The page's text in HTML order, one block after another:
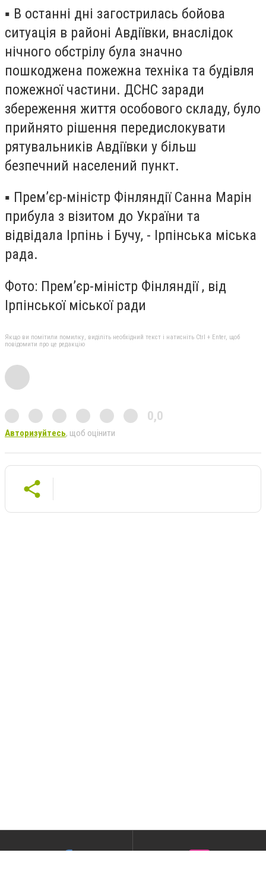
▪️ В останні дні загострилась бойова
ситуація в районі Авдіївки, внаслідок
нічного обстрілу була значно
пошкоджена пожежна техніка та будівля
пожежної частини. ДСНС заради
збереження життя особового складу, було
прийнято рішення передислокувати
рятувальників Авдіївки у більш
безпечний населений пункт.
▪️ Прем’єр-міністр Фінляндії Санна Марін
прибула з візитом до України та
відвідала Ірпінь і Бучу, - Ірпінська міська
рада.
Фото: Прем’єр-міністр Фінляндії , від
Ірпінської міської ради
Якщо ви помітили помилку, виділіть необхідний текст і натисніть Ctrl + Enter, щоб
повідомити про це редакцію
0,0
Авторизуйтесь, щоб оцінити